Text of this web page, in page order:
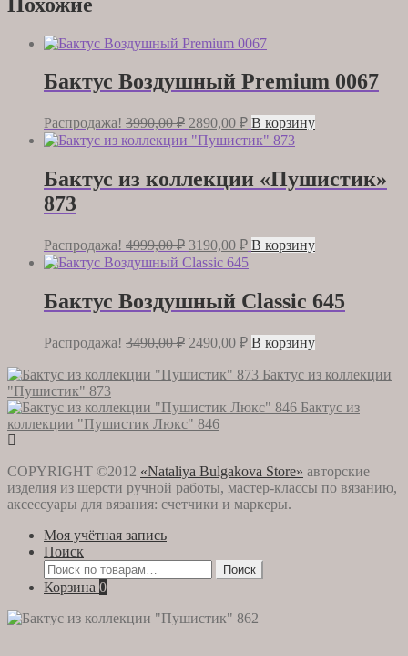
Бактус Воздушный Premium 0067
Распродажа! 3990,00₽ Первоначальная
цена
составляла
2890,00 ₽Текущая
цена:
В корзину
Бактус из коллекции «Пушистик»
873
Распродажа! 4999,00₽ Первоначальная
цена
составляла
4999,00 ₽.
3190,00 ₽Текущая
цена:
В корзину
Бактус Воздушный Classic 645
Распродажа! 3490,00₽ Первоначальная
составляла
2490,00 ₽Текущая
цена:
2490,00 ₽.
В корзину
Бактус из коллекции
"Пушистик" 873
Бактус из
коллекции "Пушистик Люкс" 846
COPYRIGHT ©2012 «Nataliya Bulgakova Store» авторские
изделия из шерсти ручной работы, мастер-классы по вязанию,
аксессуары для вязания: счетчики и маркеры.
Моя учётная запись
Поиск
Искать:
Поиск
Корзина 0